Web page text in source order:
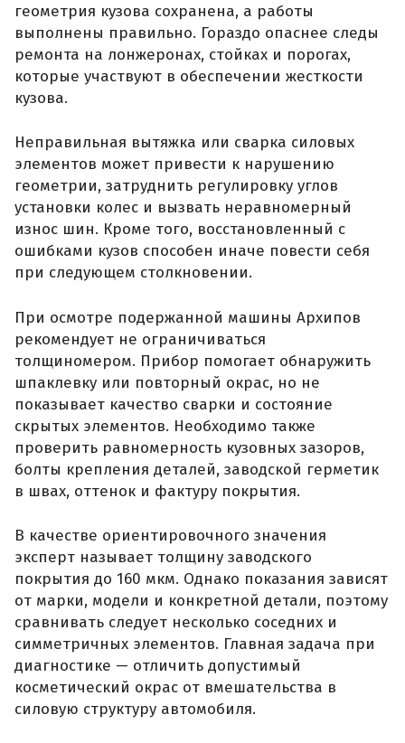
геометрия кузова сохранена, а работы
выполнены правильно. Гораздо опаснее следы
ремонта на лонжеронах, стойках и порогах,
которые участвуют в обеспечении жесткости
кузова.
Неправильная вытяжка или сварка силовых
элементов может привести к нарушению
геометрии, затруднить регулировку углов
установки колес и вызвать неравномерный
износ шин. Кроме того, восстановленный с
ошибками кузов способен иначе повести себя
при следующем столкновении.
При осмотре подержанной машины Архипов
рекомендует не ограничиваться
толщиномером. Прибор помогает обнаружить
шпаклевку или повторный окрас, но не
показывает качество сварки и состояние
скрытых элементов. Необходимо также
проверить равномерность кузовных зазоров,
болты крепления деталей, заводской герметик
в швах, оттенок и фактуру покрытия.
В качестве ориентировочного значения
эксперт называет толщину заводского
покрытия до 160 мкм. Однако показания зависят
от марки, модели и конкретной детали, поэтому
сравнивать следует несколько соседних и
симметричных элементов. Главная задача при
диагностике — отличить допустимый
косметический окрас от вмешательства в
силовую структуру автомобиля.